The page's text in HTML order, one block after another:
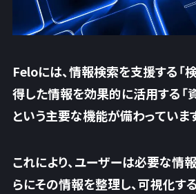
Feloには、情報検索を支援する「
得した情報を効果的に活用する「
という主要な機能が備わっていま
これにより、ユーザーは必要な情
らにその情報を整理し、可視化す